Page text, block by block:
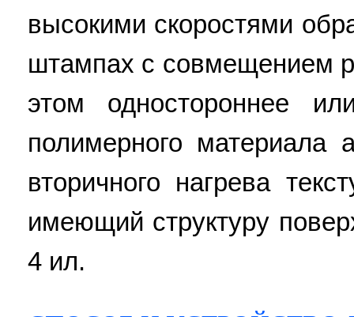
высокими скоростями
штампах с совмещением
этом одностороннее
полимерного материала
вторичного нагрева
имеющий структуру
4 ил.